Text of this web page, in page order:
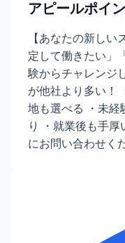
アピールポイ
【あなたの新しい
定して働きたい」
験からチャレンジ
が他社より多い！
地も選べる ・未経
り ・就業後も手
にお問い合わせく